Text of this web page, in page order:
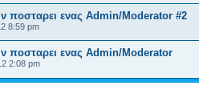
ποσταρει ενας Admin/Moderator #2
8:59 pm
ποσταρει ενας Admin/Moderator
2:08 pm